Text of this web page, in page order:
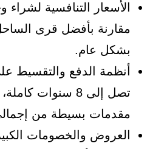
الأسعار التنافسية لشراء
مقارنة بأفضل قرى
بشكل عام.
أنظمة الدفع والتقسيط
تصل إلى 8 سنوات
مقدمات بسيطة من
العروض والخصومات